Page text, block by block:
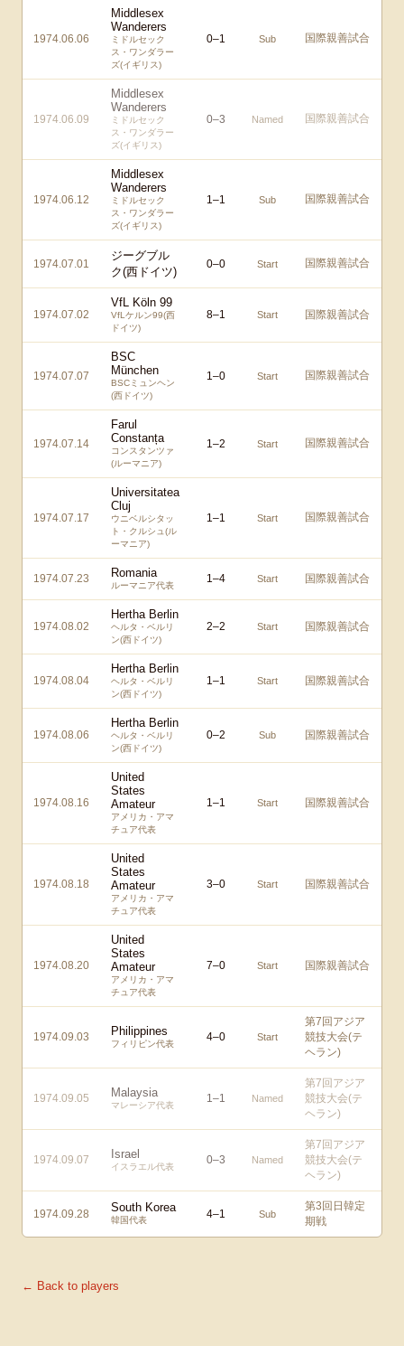
1974.06.06
Middlesex
Wanderers
ミドルセック
ス・ワンダラー
ズ(イギリス)
0–1 Sub 国際親善試合
1974.06.09
Middlesex
Wanderers
ミドルセック
ス・ワンダラー
ズ(イギリス)
0–3 Named 国際親善試合
1974.06.12
Middlesex
Wanderers
ミドルセック
ス・ワンダラー
ズ(イギリス)
1–1 Sub 国際親善試合
1974.07.01
ジーグブル
ク(西ドイツ)
0–0 Start 国際親善試合
1974.07.02
VfL Köln 99
VfLケルン99(西
ドイツ)
8–1 Start 国際親善試合
1974.07.07
BSC
München
BSCミュンヘン
(西ドイツ)
1–0 Start 国際親善試合
1974.07.14
Farul
Constanța
コンスタンツァ
(ルーマニア)
1–2 Start 国際親善試合
1974.07.17
Universitatea
Cluj
ウニベルシタッ
ト・クルシュ(ル
ーマニア)
1–1 Start 国際親善試合
1974.07.23 Romania
ルーマニア代表
1–4 Start 国際親善試合
1974.08.02
Hertha Berlin
ヘルタ・ベルリ
ン(西ドイツ)
2–2 Start 国際親善試合
1974.08.04
Hertha Berlin
ヘルタ・ベルリ
ン(西ドイツ)
1–1 Start 国際親善試合
1974.08.06
Hertha Berlin
ヘルタ・ベルリ
ン(西ドイツ)
0–2 Sub 国際親善試合
1974.08.16
United
States
Amateur
アメリカ・アマ
チュア代表
1–1 Start 国際親善試合
1974.08.18
United
States
Amateur
アメリカ・アマ
チュア代表
3–0 Start 国際親善試合
1974.08.20
United
States
Amateur
アメリカ・アマ
チュア代表
7–0 Start 国際親善試合
1974.09.03 Philippines
フィリピン代表
4–0 Start
第7回アジア
競技大会(テ
ヘラン)
1974.09.05 Malaysia
マレーシア代表
1–1 Named
第7回アジア
競技大会(テ
ヘラン)
1974.09.07 Israel
イスラエル代表
0–3 Named
第7回アジア
競技大会(テ
ヘラン)
1974.09.28 South Korea
韓国代表 4–1 Sub
第3回日韓定
期戦
← Back to players